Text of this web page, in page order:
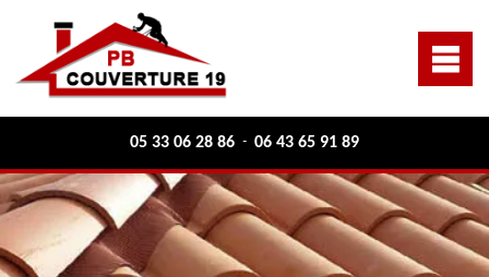
05 33 06 28 86 - 06 43 65 91 89